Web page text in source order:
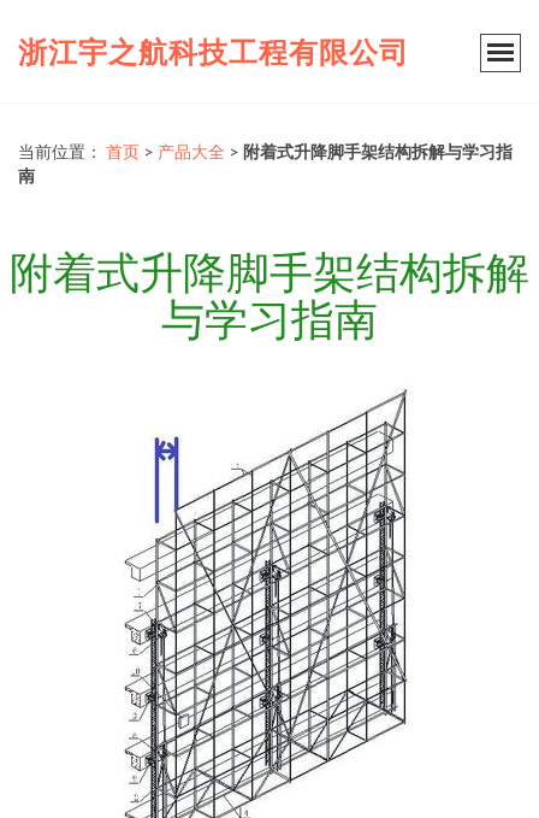
浙江宇之航科技工程有限公司
当前位置： 首页 > 产品大全 > 附着式升降脚手架结构拆解与学习指
南
附着式升降脚手架结构拆解
与学习指南